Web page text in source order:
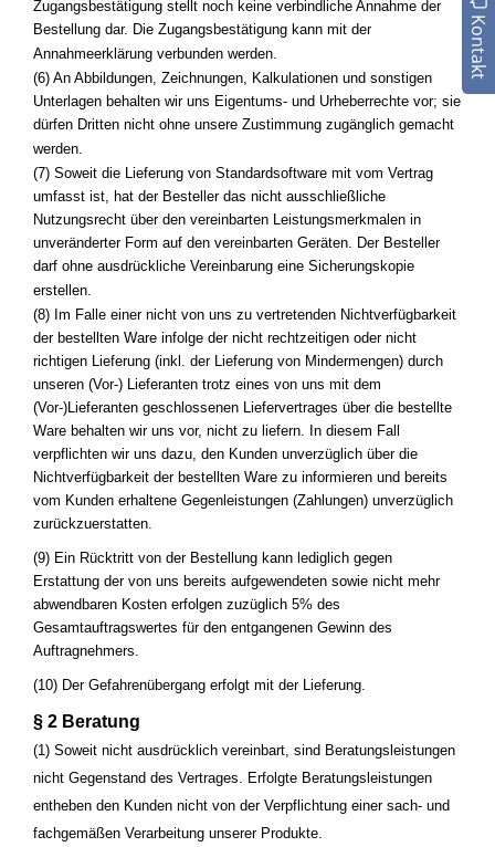
Zugangsbestätigung stellt noch keine verbindliche Annahme der
Bestellung dar. Die Zugangsbestätigung kann mit der
Annahmeerklärung verbunden werden.
(6) An Abbildungen, Zeichnungen, Kalkulationen und sonstigen
Unterlagen behalten wir uns Eigentums- und Urheberrechte vor; sie
dürfen Dritten nicht ohne unsere Zustimmung zugänglich gemacht
werden.
(7) Soweit die Lieferung von Standardsoftware mit vom Vertrag
umfasst ist, hat der Besteller das nicht ausschließliche
Nutzungsrecht über den vereinbarten Leistungsmerkmalen in
unveränderter Form auf den vereinbarten Geräten. Der Besteller
darf ohne ausdrückliche Vereinbarung eine Sicherungskopie
erstellen.
(8) Im Falle einer nicht von uns zu vertretenden Nichtverfügbarkeit
der bestellten Ware infolge der nicht rechtzeitigen oder nicht
richtigen Lieferung (inkl. der Lieferung von Mindermengen) durch
unseren (Vor-) Lieferanten trotz eines von uns mit dem
(Vor-)Lieferanten geschlossenen Liefervertrages über die bestellte
Ware behalten wir uns vor, nicht zu liefern. In diesem Fall
verpflichten wir uns dazu, den Kunden unverzüglich über die
Nichtverfügbarkeit der bestellten Ware zu informieren und bereits
vom Kunden erhaltene Gegenleistungen (Zahlungen) unverzüglich
zurückzuerstatten.
(9) Ein Rücktritt von der Bestellung kann lediglich gegen
Erstattung der von uns bereits aufgewendeten sowie nicht mehr
abwendbaren Kosten erfolgen zuzüglich 5% des
Gesamtauftragswertes für den entgangenen Gewinn des
Auftragnehmers.
(10) Der Gefahrenübergang erfolgt mit der Lieferung.
§ 2 Beratung
(1) Soweit nicht ausdrücklich vereinbart, sind Beratungsleistungen
nicht Gegenstand des Vertrages. Erfolgte Beratungsleistungen
entheben den Kunden nicht von der Verpflichtung einer sach- und
fachgemäßen Verarbeitung unserer Produkte.
Kontakt